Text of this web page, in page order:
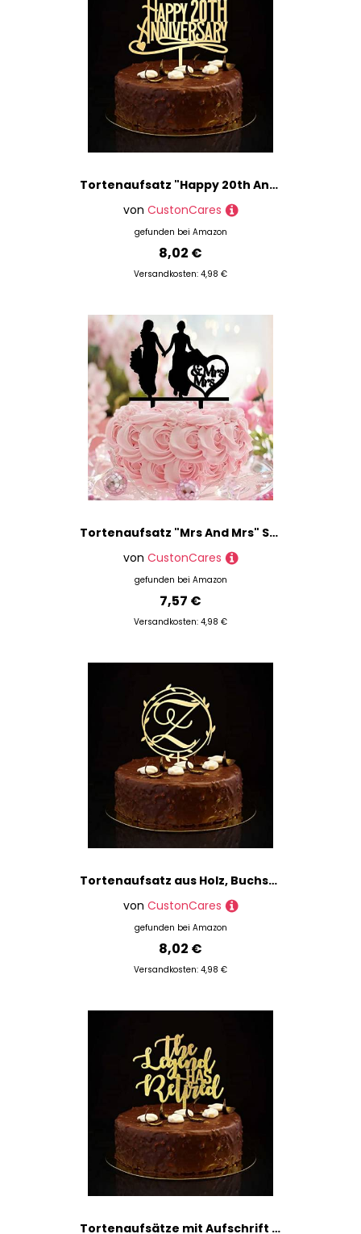
Tortenaufsatz "Happy 20th Anniversary", personalisierbar, goldfarben, Retro-Stil, 20. Hochzeitstag, Party-Dekoration, Hochzeitsgeschenke für Paare, 15,2 cm
von CustonCares
gefunden bei Amazon
8,02 €
Versandkosten: 4,98 €
Tortenaufsatz "Mrs And Mrs" Schwul und Lesbisch, Liebe, Cupcake-Topper, Ehefrau und Ehefrau, Lesbisch, Acryl, Schwarz, Hochzeitskuchenzubehör, Dekoration, niedliche Geschenke für Frauen und Jungen
von CustonCares
gefunden bei Amazon
7,57 €
Versandkosten: 4,98 €
Tortenaufsatz aus Holz, Buchstabe Z, für Hochzeit, Jahrestag, Party, Dekoration, Kranz, wiederverwendbar, Landhochzeit, Geschenke für Männer und Frauen
von CustonCares
gefunden bei Amazon
8,02 €
Versandkosten: 4,98 €
Tortenaufsätze mit Aufschrift "The Legend Has Retide", "Mr & Mrs", Retro, Brautpaar für Hochzeit, Verlobung, Hochzeit, Verlobung, Geschenke, für Paare, Glitzer, Gold